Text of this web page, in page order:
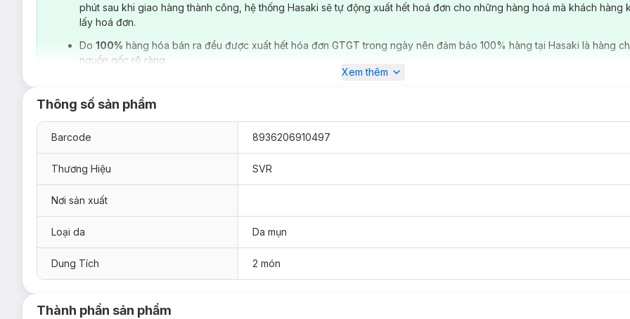
phút sau khi giao hàng thành công, hệ thống Hasaki sẽ tự động xuất hết hoá đơn cho những hàng hoá mà khách hàng
lấy hoá đơn.
Do 100% hàng hóa bán ra đều được xuất hết hóa đơn GTGT trong ngày nên đảm bảo 100% hàng tại Hasaki là hàng
nguồn gốc rõ ràng.
Xem thêm
Thông số sản phẩm
Barcode 8936206910497
Thương Hiệu SVR
Nơi sản xuất
Loại da Da mụn
Dung Tích 2 món
Thành phần sản phẩm